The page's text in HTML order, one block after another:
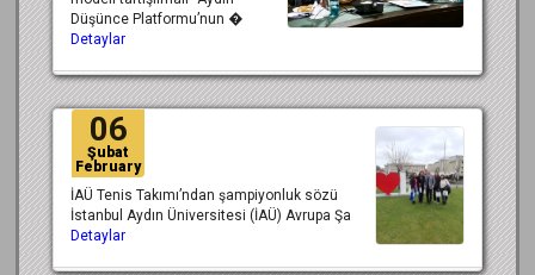
Düşünce Platformu’nun �
Detaylar
06
Şubat
February
İAÜ Tenis Takımı’ndan şampiyonluk sözü
İstanbul Aydın Üniversitesi (İAÜ) Avrupa Şa
Detaylar